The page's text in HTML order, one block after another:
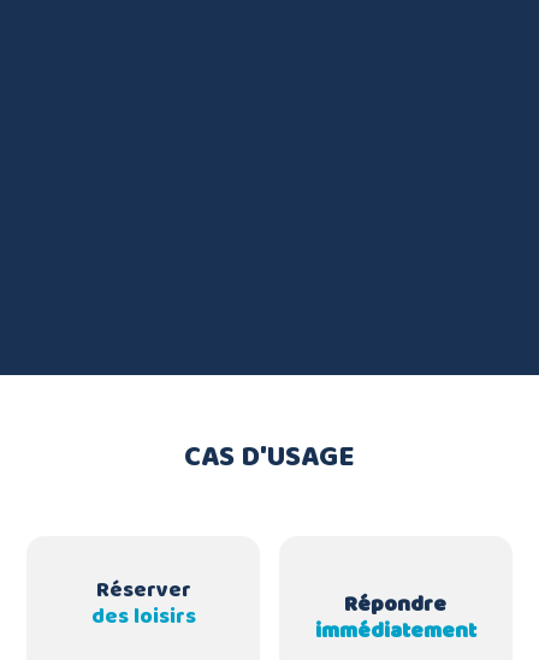
CAS D'USAGE
Réserver
des loisirs Répondre
immédiatement